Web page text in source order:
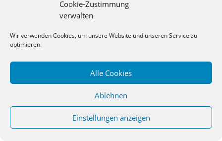
Cookie-Zustimmung
verwalten
Wir verwenden Cookies, um unsere Website und unseren Service zu
optimieren.
Alle Cookies
Ablehnen
Einstellungen anzeigen